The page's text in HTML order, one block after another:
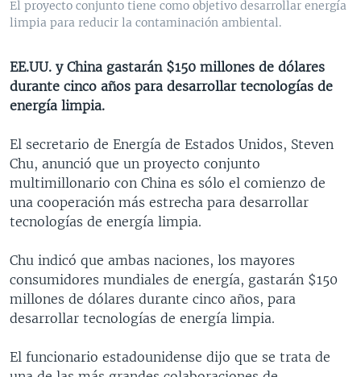
VENEZUELA
NICARAGUA
ECONOMÍA
TECNOLOGÍA
DEPORTES
MULTIMEDIA
FOTOGRAFÍA
AUDIOS
EL MUNDO AL DÍA
FORO INTERAMERICANO
LAS CLAVES
PANORAMA
RADIO
AVANCE INFORMATIVO
BUENOS DÍAS AMÉRICA
ESTADOS UNIDOS AL DÍA
EL MUNDO AL DÍA [RADIO]
DEPORTIVO INTERNACIONAL
NOTA ECONÓMICA
DIRECT
Learning English
SÍGANOS
Idiomas
El proyecto conjunto tiene como objetivo desarrollar energía
limpia para reducir la contaminación ambiental.
EE.UU. y China gastarán $150 millones de dólares
durante cinco años para desarrollar tecnologías de
energía limpia.
El secretario de Energía de Estados Unidos, Steven
Chu, anunció que un proyecto conjunto
multimillonario con China es sólo el comienzo de
una cooperación más estrecha para desarrollar
tecnologías de energía limpia.
Chu indicó que ambas naciones, los mayores
consumidores mundiales de energía, gastarán $150
millones de dólares durante cinco años, para
desarrollar tecnologías de energía limpia.
El funcionario estadounidense dijo que se trata de